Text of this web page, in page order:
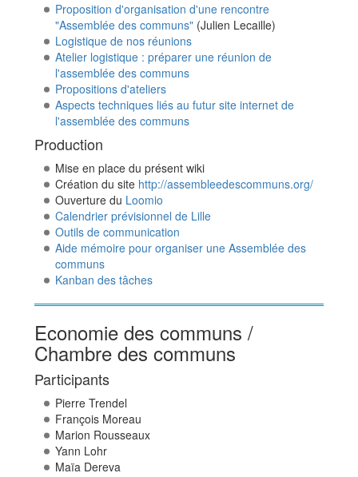
Proposition d'organisation d'une rencontre
"Assemblée des communs"(Julien Lecaille)
Logistique de nos réunions
Atelier logistique : préparer une réunion de
l'assemblée des communs
Propositions d'ateliers
Aspects techniques liés au futur site internet de
l'assemblée des communs
Production
Mise en place du présent wiki
Création du site http://assembleedescommuns.org/
Ouverture du Loomio
Calendrier prévisionnel de Lille
Outils de communication
Aide mémoire pour organiser une Assemblée des
communs
Kanban des tâches
Economie des communs /
Chambre des communs
Participants
Pierre Trendel
François Moreau
Marion Rousseaux
Yann Lohr
Maïa Dereva